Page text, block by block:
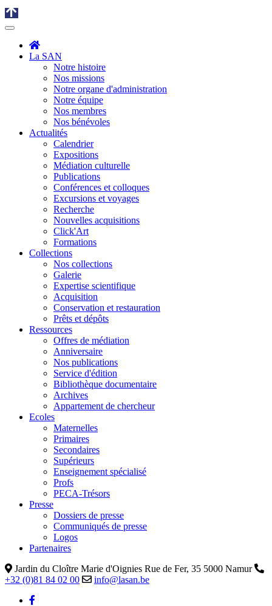
La SAN
Notre histoire
Nos missions
Notre organe d'administration
Notre équipe
Nos membres
Nos bénévoles
Actualités
Calendrier
Expositions
Médiation culturelle
Publications
Conférences et colloques
Excursions et voyages
Recherche
Nouvelles acquisitions
Click'Art
Formations
Collections
Nos collections
Galerie
Expertise scientifique
Acquisition
Conservation et restauration
Prêts et dépôts
Ressources
Offres de médiation
Anniversaire
Nos publications
Service d'édition
Bibliothèque documentaire
Archives
Appartement de chercheur
Ecoles
Maternelles
Primaires
Secondaires
Supérieurs
Enseignement spécialisé
Profs
PECA-Trésors
Presse
Dossiers de presse
Communiqués de presse
Logos
Partenaires
Jardin du Cloître Marie d'Oignies Rue de Fer, 35 5000 Namur
+32 (0)81 84 02 00
info@lasan.be